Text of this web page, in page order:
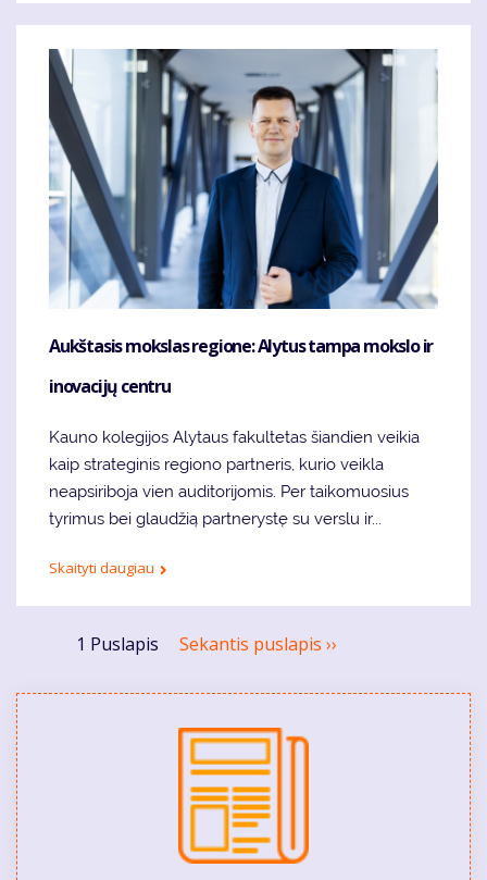
Aukštasis mokslas regione: Alytus tampa mokslo ir
inovacijų centru
Kauno kolegijos Alytaus fakultetas šiandien veikia
kaip strateginis regiono partneris, kurio veikla
neapsiriboja vien auditorijomis. Per taikomuosius
tyrimus bei glaudžią partnerystę su verslu ir...
Skaityti daugiau
Pagination
1 Puslapis Sekantis puslapis ››